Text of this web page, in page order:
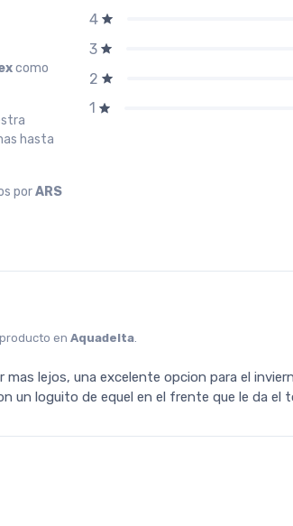
como
hasta
porARS
4
3
2
1
en Aquadelta.
lejos, una excelente opcion para el
un loguito de equel en el frente que le da el